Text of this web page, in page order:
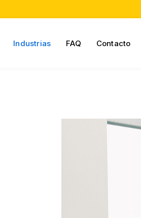
Industrias FAQ Contacto